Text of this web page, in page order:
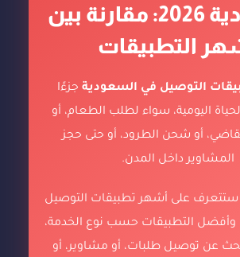
السعودية 2026: مقارنة بين
التطبيقات
التوصيل في السعودية جزءًا
اليومية، سواء لطلب الطعام، أو
أو شحن الطرود، أو حتى حجز
المشاوير داخل المدن.
ستتعرف على أشهر تطبيقات التوصيل
وأفضل التطبيقات حسب نوع الخدمة،
عن توصيل طلبات، أو مشاوير، أو